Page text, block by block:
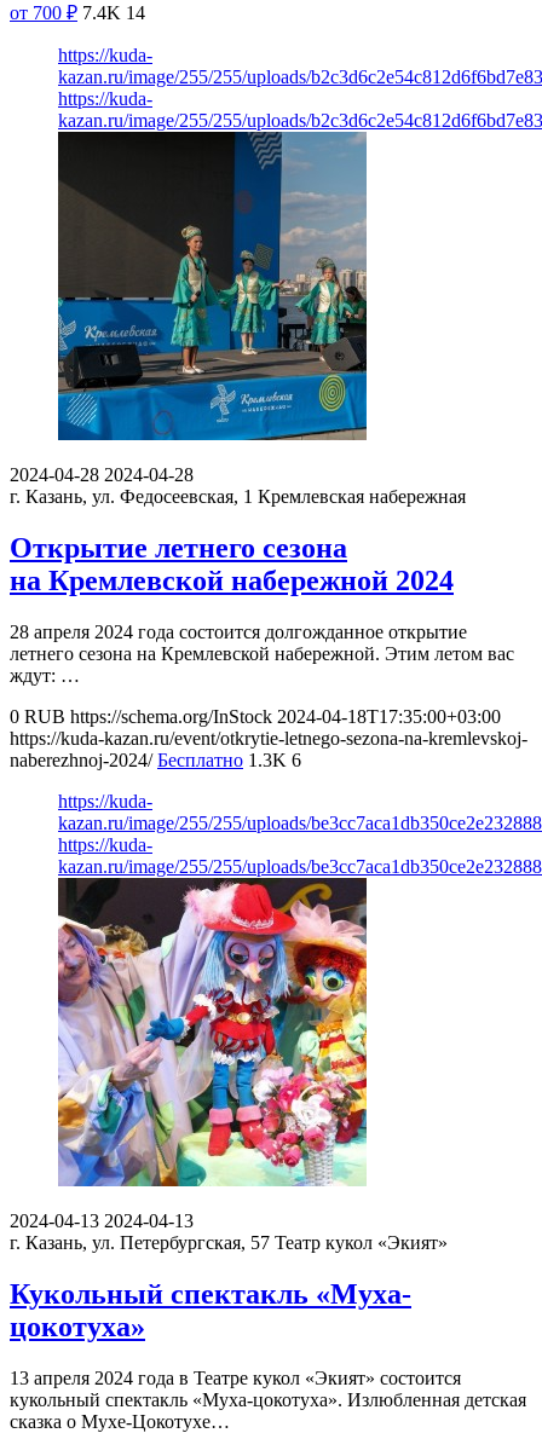
от 700 ₽ 7.4K 14
https://kuda-
kazan.ru/image/255/255/uploads/
https://kuda-
kazan.ru/image/255/255/uploads/
2024-04-28 2024-04-28
г. Казань, ул. Федосеевская, 1 Кремлевская набережная
Открытие летнего сезона
на Кремлевской набережной 2024
28 апреля 2024 года состоится долгожданное открытие
летнего сезона на Кремлевской набережной. Этим летом вас
ждут: …
0 RUB https://schema.org/InStock 2024-04-18T17:35:00+03:00
https://kuda-kazan.ru/event/otkrytie-letnego-sezona-na-kremlevskoj-
naberezhnoj-2024/ Бесплатно 1.3K 6
https://kuda-
kazan.ru/image/255/255/uploads/
https://kuda-
kazan.ru/image/255/255/uploads/
2024-04-13 2024-04-13
г. Казань, ул. Петербургская, 57 Театр кукол «Экият»
Кукольный спектакль «Муха-
цокотуха»
13 апреля 2024 года в Театре кукол «Экият» состоится
кукольный спектакль «Муха-цокотуха». Излюбленная детская
сказка о Мухе-Цокотухе…